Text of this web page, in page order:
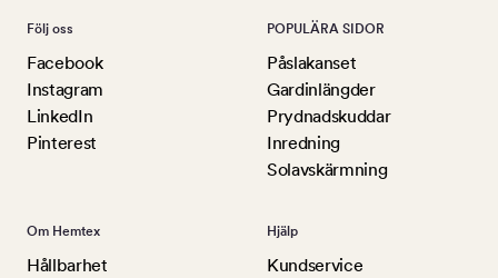
Följ oss
Facebook
Instagram
LinkedIn
Pinterest
POPULÄRA SIDOR
Påslakanset
Gardinlängder
Prydnadskuddar
Inredning
Solavskärmning
Om Hemtex
Hållbarhet
Hjälp
Kundservice